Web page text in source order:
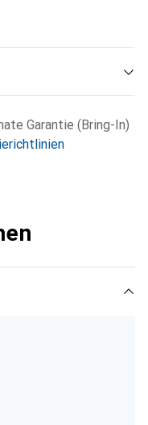
Garantie (Bring-In)